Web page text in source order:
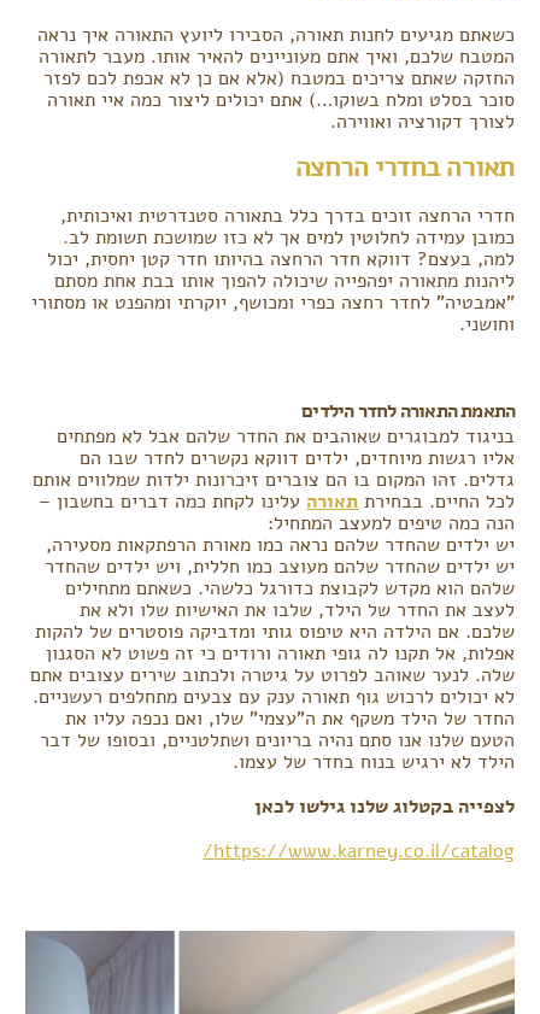
כשאתם מגיעים לחנות תאורה, הסבירו ליועץ התאורה איך נראה
המטבח שלכם, ואיך אתם מעוניינים להאיר אותו. מעבר לתאורה
החזקה שאתם צריכים במטבח (אלא אם כן לא אכפת לכם לפזר
סוכר בסלט ומלח בשוקו…) אתם יכולים ליצור כמה איי תאורה
לצורך דקורציה ואווירה.
תאורה בחדרי הרחצה
חדרי הרחצה זוכים בדרך כלל בתאורה סטנדרטית ואיכותית,
כמובן עמידה לחלוטין למים אך לא כזו שמושכת תשומת לב.
למה, בעצם? דווקא חדר הרחצה בהיותו חדר קטן יחסית, יכול
ליהנות מתאורה יפהפייה שיכולה להפוך אותו בבת אחת מסתם
"אמבטיה" לחדר רחצה כפרי ומכושף, יוקרתי ומהפנט או מסתורי
וחושני.
התאמת התאורה לחדר הילדים
בניגוד למבוגרים שאוהבים את החדר שלהם אבל לא מפתחים
אליו רגשות מיוחדים, ילדים דווקא נקשרים לחדר שבו הם
גדלים. זהו המקום בו הם צוברים זיכרונות ילדות שמלווים אותם
לכל החיים. בבחירת תאורה עלינו לקחת כמה דברים בחשבון –
הנה כמה טיפים למעצב המתחיל:
יש ילדים שהחדר שלהם נראה כמו מאורת הרפתקאות מסעירה,
יש ילדים שהחדר שלהם מעוצב כמו חללית, ויש ילדים שהחדר
שלהם הוא מקדש לקבוצת כדורגל כלשהי. כשאתם מתחילים
לעצב את החדר של הילד, שלבו את האישיות שלו ולא את
שלכם. אם הילדה היא טיפוס גותי ומדביקה פוסטרים של להקות
אפלות, אל תקנו לה גופי תאורה ורודים כי זה פשוט לא הסגנון
שלה. לנער שאוהב לפרוט על גיטרה ולכתוב שירים עצובים אתם
לא יכולים לרכוש גוף תאורה ענק עם צבעים מתחלפים רעשניים.
החדר של הילד משקף את ה"עצמי" שלו, ואם נכפה עליו את
הטעם שלנו אנו סתם נהיה בריונים ושתלטניים, ובסופו של דבר
הילד לא ירגיש בנוח בחדר של עצמו.
לצפייה בקטלוג שלנו גילשו לכאן
https://www.karney.co.il/catalog/